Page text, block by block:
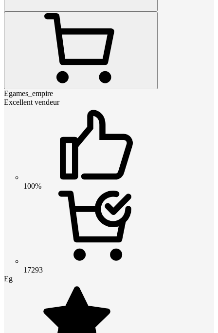
Egames_empire
Excellent vendeur
100%
17293
Eg